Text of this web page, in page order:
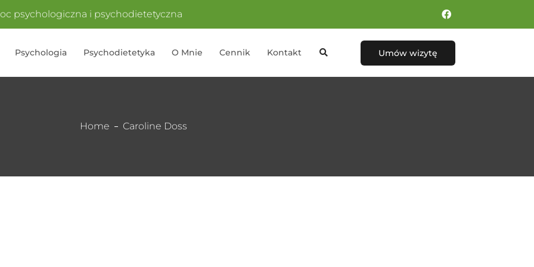
psychologiczna i psychodietetyczna
Psychologia Psychodietetyka O Mnie Cennik Kontakt Umów wizytę
Home Caroline Doss